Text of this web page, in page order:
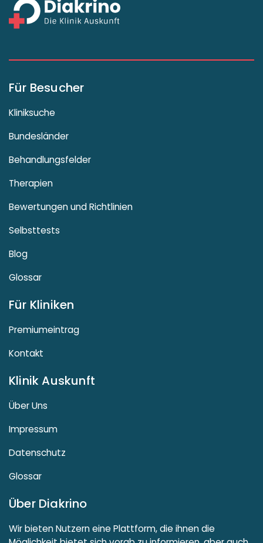
Für Besucher
Kliniksuche
Bundesländer
Behandlungsfelder
Therapien
Bewertungen und Richtlinien
Selbsttests
Blog
Glossar
Für Kliniken
Premiumeintrag
Kontakt
Klinik Auskunft
Über Uns
Impressum
Datenschutz
Glossar
Über Diakrino
Wir bieten Nutzern eine Plattform, die ihnen die